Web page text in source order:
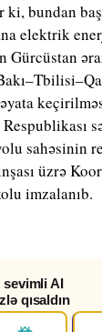
ki, bundan
elektrik
Gürcüstan
sahəsinin
üzrə
imzalanıb.
sevimli AI
qısaldın